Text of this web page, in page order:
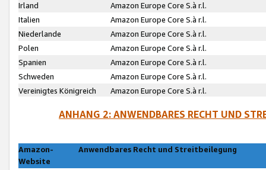
Irland
Amazon Europe Core S.à r.l.
Italien
Amazon Europe Core S.à r.l.
Niederlande
Amazon Europe Core S.à r.l.
Polen
Amazon Europe Core S.à r.l.
Spanien
Amazon Europe Core S.à r.l.
Schweden
Amazon Europe Core S.à r.l.
Vereinigtes Königreich
Amazon Europe Core S.à r.l.
ANHANG 2: ANWENDBARES RECHT UND
Amazon-
Website
Anwendbares Recht und Streitbeilegung